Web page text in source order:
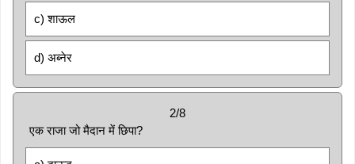
c) शाऊल
d) अब्नेर
2/8
एक राजा जो मैदान में छिपा?